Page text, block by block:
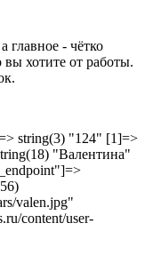
главное - чётко
хотите от работы.
string(3) "124" [1]=>
"Валентина"
valen.jpg"
content/user-